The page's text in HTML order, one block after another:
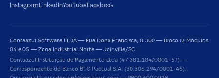
InstagramLinkedInYouTubeFacebook
Contaazul Software LTDA — Rua Dona Francisca, 8.300 — Bloco O, Módulos
04 e 05 — Zona Industrial Norte — Joinville/SC
Contaazul Instituição de Pagamento Ltda (47.381.104/0001-57) —
Correspondente do Banco BTG Pactual S.A. (30.306.294/0001-45).